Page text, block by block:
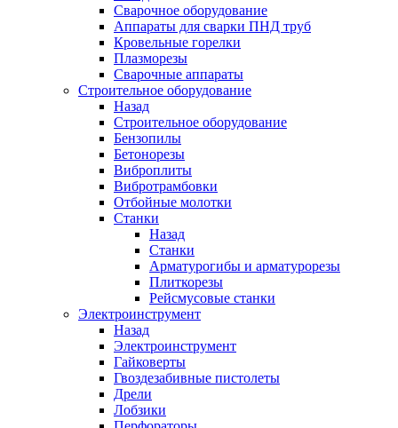
Сварочное оборудование
Аппараты для сварки ПНД труб
Кровельные горелки
Плазморезы
Сварочные аппараты
Строительное оборудование
Назад
Строительное оборудование
Бензопилы
Бетонорезы
Виброплиты
Вибротрамбовки
Отбойные молотки
Станки
Назад
Станки
Арматурогибы и арматурорезы
Плиткорезы
Рейсмусовые станки
Электроинструмент
Назад
Электроинструмент
Гайковерты
Гвоздезабивные пистолеты
Дрели
Лобзики